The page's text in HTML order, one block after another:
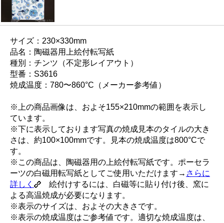
サイズ：230×330mm
品名：陶磁器用上絵付転写紙
種別：チンツ（不定形レイアウト）
型番：S3616
焼成温度：780〜860°C（メーカー参考値）
※上の商品画像は、およそ155×210mmの範囲を表示し
ています。
※下に表示しております写真の焼成見本のタイルの大き
さは、約100×100mmです。見本の焼成温度は800°Cで
す。
※この商品は、陶磁器用の上絵付転写紙です。ポーセラ
ーツの白磁用転写紙としてご使用いただけます→ さらに
詳しく
絵付けするには、白磁等に貼り付け後、窯に
よる高温焼成が必要になります。
※表示のサイズは、およその大きさです。
※表示の焼成温度はご参考値です。適切な焼成温度は、